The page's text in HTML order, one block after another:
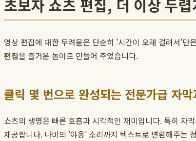
초보자 쇼츠 편집, 더 이상 두
영상 편집에 대한 두려움은 단순히 '시간이 오래 걸려서'
편집을 즐거운 놀이로 만들어 주었습니다.
클릭 몇 번으로 완성되는 전문가급 자
쇼츠의 생명은 빠른 호흡과 시각적인 재미입니다. 특히
제공합니다. 나비의 '야옹' 소리까지 텍스트로 변환해주는